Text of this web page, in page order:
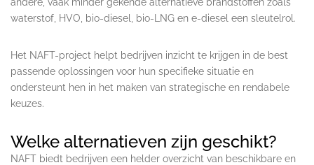
waterstof, HVO, bio-diesel, bio-LNG en e-diesel een sleutelrol.
Het NAFT-project helpt bedrijven inzicht te krijgen in de best
passende oplossingen voor hun specifieke situatie en
ondersteunt hen in het maken van strategische en rendabele
keuzes.
Welke alternatieven zijn geschikt?
NAFT biedt bedrijven een helder overzicht van beschikbare en